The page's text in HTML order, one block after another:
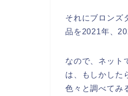
それにブロンズ
品を2021年、
なので、ネット
は、もしかした
色々と調べてみ